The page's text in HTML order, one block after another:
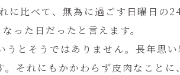
比べて、無為に過ごす日曜日の
った日だったと言えます。
とそうではありません。長年思
それにもかかわらず皮肉なこと